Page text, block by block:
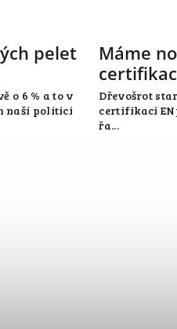
pelet
o 6 % a to v
naši politici
Máme
Dřevošrot
certifikaci
řa...